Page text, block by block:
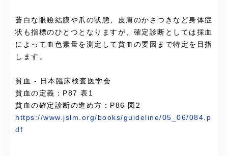
蒼白な眼瞼結膜や爪の状態、皮膚のかさつきなど身体症
状も指標のひとつとなりますが、確定診断としては採血
によって血色素量を測定して貧血の要因まで特定を目指
します。
貧血 - 日本臨床検査医学会
貧血の定義：P87 表1
貧血の確定診断の進め方：P86 図2
https://www.jslm.org/books/guideline/05_06/084.p
df